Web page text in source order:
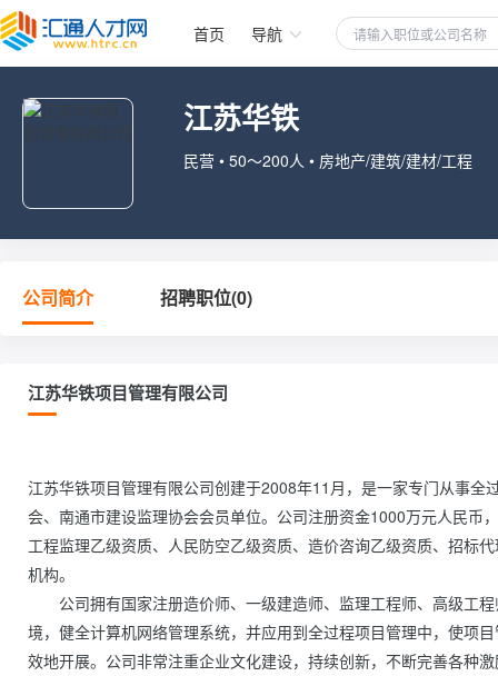
首页 导航
江苏华铁
民营 • 50～200人 • 房地产/建筑/建材/工程
公司简介 招聘职位(0)
江苏华铁项目管理有限公司
江苏华铁项目管理有限公司创建于2008年11月，是一家专门从事
会、南通市建设监理协会会员单位。公司注册资金1000万元人民币
工程监理乙级资质、人民防空乙级资质、造价咨询乙级资质、招标
机构。
公司拥有国家注册造价师、一级建造师、监理工程师、高级工
境，健全计算机网络管理系统，并应用到全过程项目管理中，使项
效地开展。公司非常注重企业文化建设，持续创新，不断完善各种